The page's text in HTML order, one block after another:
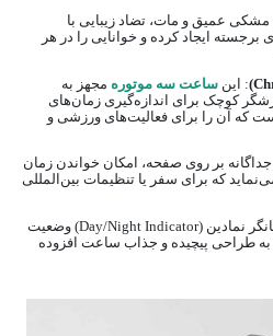
عمیق و مات، تضاد زیبایی با
ایجاد کرده و خوانایی را در هر
: اینساعت سه موتوره مجهز به
کوچک برای اندازه‌گیری زمان‌های
که آن را برای فعالیت‌های ورزشی و
بر روی صفحه، امکان خواندن زمان
می‌نماید که برای سفر یا تنظیمات بین‌المللی
: این نشانگر نمادین (Day/Night Indicator) وضعیت
طراحی پیچیده و جذاب ساعت افزوده